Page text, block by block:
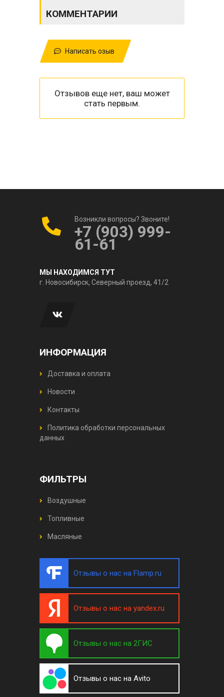
КОММЕНТАРИИ
Написать озыв
Отзывов еще нет, ваш может
стать первым.
Возникли вопросы? Звоните!
+7 (903) 999-
61-61
МЫ НАХОДИМСЯ ТУТ
г. Новосибирск, Северный проезд, 41/2
ИНФОРМАЦИЯ
Доставка и оплата
Новости
Контакты
Политика обработки персональных
данных
ФИЛЬТРЫ
Воздушные
Топливные
Масляные
Отзывы о нас на Flamp.ru
Отзывы о нас на yandex.ru
Отзывы о нас на 2ГИС
Отзывы о нас на Avito